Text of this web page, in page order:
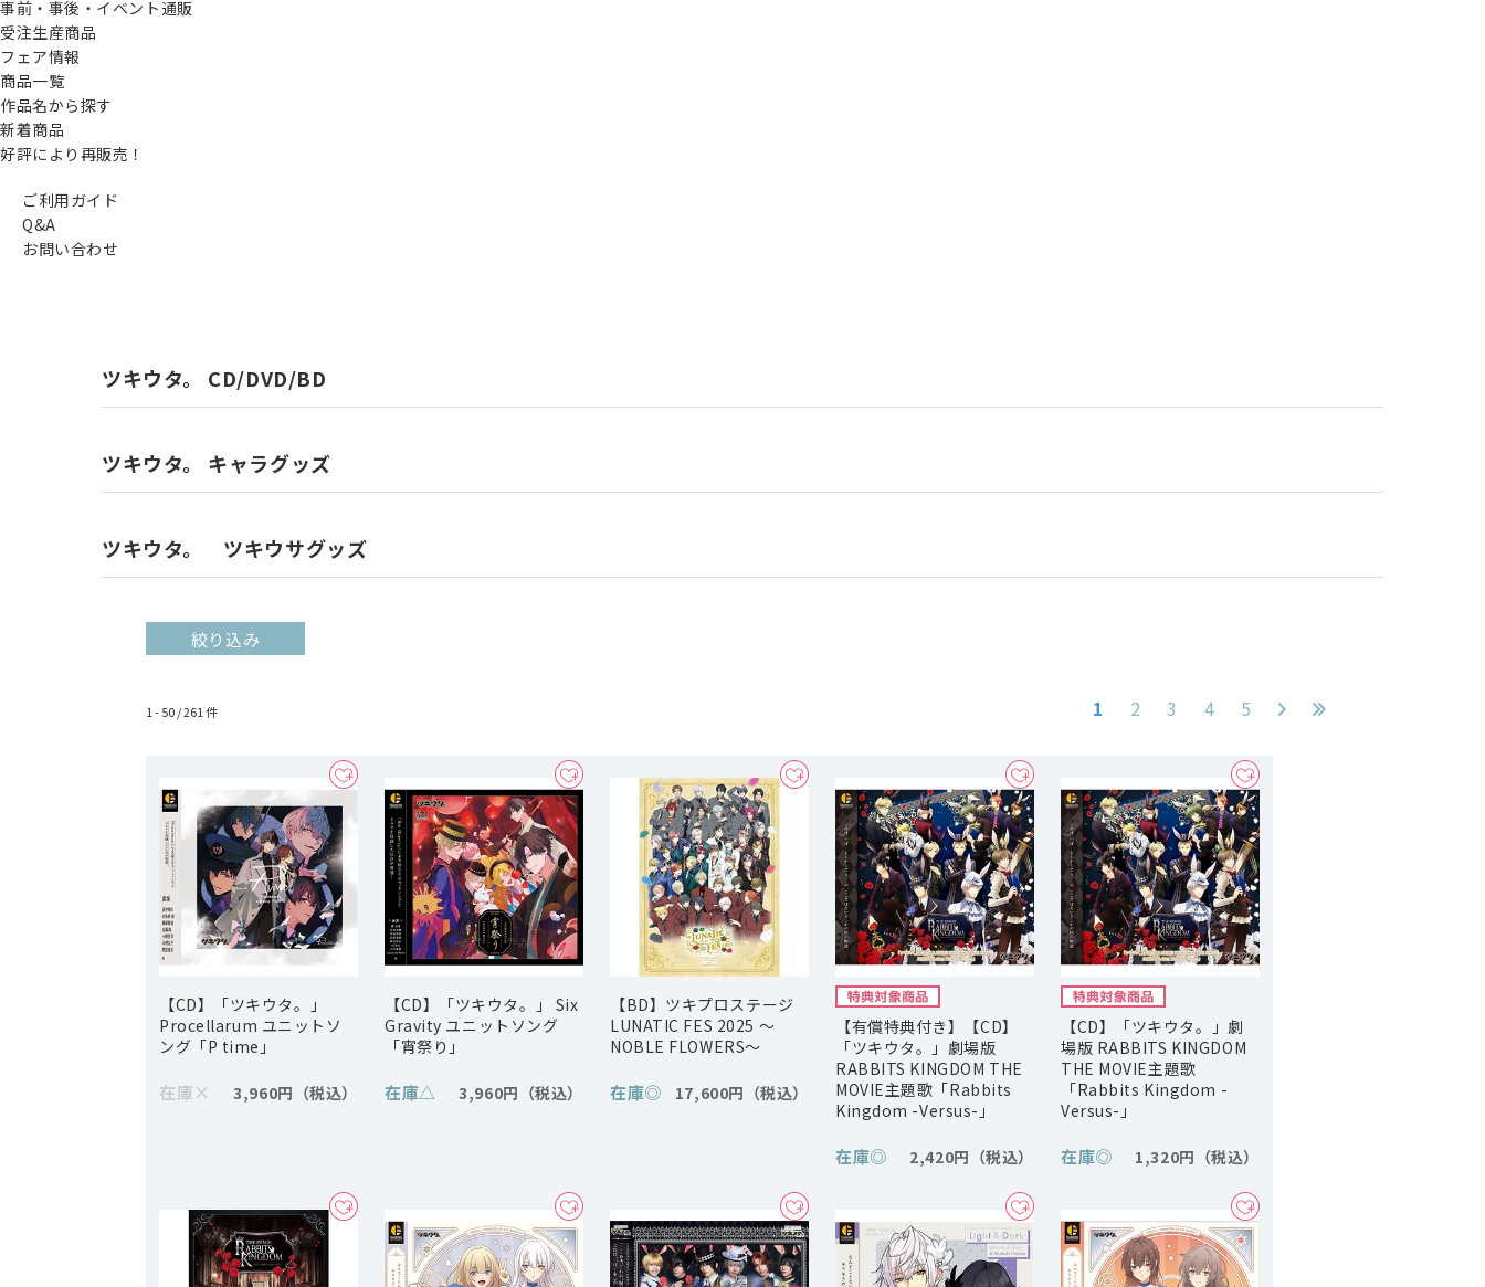
事前・事後・イベント通販
受注生産商品
フェア情報
商品一覧
作品名から探す
新着商品
好評により再販売！
ご利用ガイド
Q&A
お問い合わせ
ツキウタ。 CD/DVD/BD
ツキウタ。 キャラグッズ
ツキウタ。 ツキウサグッズ
絞り込み
1 - 50 /261 件 1 2 3 4 5
【CD】「ツキウタ。」
Procellarum ユニットソ
ング「P time」
在庫× 3,960円
【CD】「ツキウタ。」 Six
Gravity ユニットソング
「宵祭り」
在庫△ 3,960円
【BD】ツキプロステージ
LUNATIC FES 2025 ～
NOBLE FLOWERS～
在庫◎ 17,600円
【有償特典付き】【CD】
「ツキウタ。」劇場版
RABBITS KINGDOM THE
MOVIE主題歌「Rabbits
Kingdom -Versus-」
在庫◎ 2,420円
【CD】「ツキウタ。」劇
場版 RABBITS KINGDOM
THE MOVIE主題歌
「Rabbits Kingdom -
Versus-」
在庫◎ 1,320円